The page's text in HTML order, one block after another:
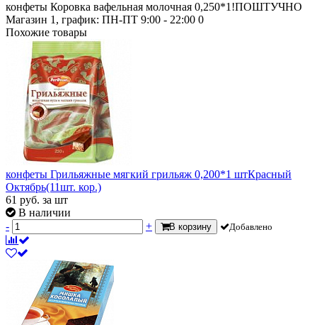
конфеты Коровка вафельная молочная 0,250*1!ПОШТУЧНО
Магазин 1, график: ПН-ПТ 9:00 - 22:00 0
Похожие товары
конфеты Грильяжные мягкий грильяж 0,200*1 штКрасный
Октябрь(11шт. кор.)
61 руб. за шт
В наличии
-
+ В корзину Добавлено